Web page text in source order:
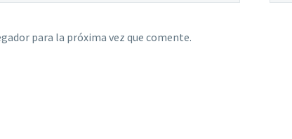
para la próxima vez que comente.